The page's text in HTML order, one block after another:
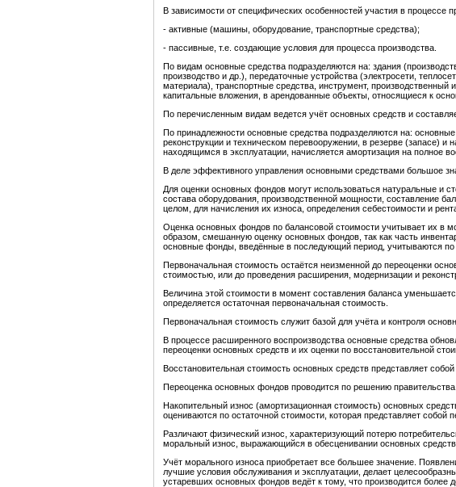
В зависимости от специфических особенностей участия в процессе
- активные (машины, оборудование, транспортные средства);
- пассивные, т.е. создающие условия для процесса производства.
По видам основные средства подразделяются на: здания
производство и др.), передаточные устройства (электросети,
материала), транспортные средства, инструмент,
капитальные вложения, в арендованные объекты, относящиеся к
По перечисленным видам ведется учёт основных средств и
По принадлежности основные средства подразделяются на:
реконструкции и техническом перевооружении, в резерве (запасе) и
находящимся в эксплуатации, начисляется амортизация на полное
В деле эффективного управления основными средствами большое
Для оценки основных фондов могут использоваться натуральные и
состава оборудования, производственной мощности, составление
целом, для начисления их износа, определения себестоимости и
Оценка основных фондов по балансовой стоимости учитывает их в
образом, смешанную оценку основных фондов, так как часть
основные фонды, введённые в последующий период, учитываются по
Первоначальная стоимость остаётся неизменной до переоценки
стоимостью, или до проведения расширения, модернизации и
Величина этой стоимости в момент составления баланса
определяется остаточная первоначальная стоимость.
Первоначальная стоимость служит базой для учёта и контроля
В процессе расширенного воспроизводства основные средства
переоценки основных средств и их оценки по восстановительной
Восстановительная стоимость основных средств представляет
Переоценка основных фондов проводится по решению
Накопительный износ (амортизационная стоимость) основных
оцениваются по остаточной стоимости, которая представляет собой
Различают физический износ, характеризующий потерю
моральный износ, выражающийся в обесценивании основных
Учёт морального износа приобретает все большее значение.
лучшие условия обслуживания и эксплуатации, делает
устаревших основных фондов ведёт к тому, что производится